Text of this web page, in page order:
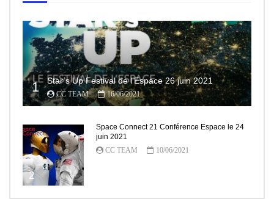
1 Star’s Up Festival de l’Espace 26 juin 2021
CC TEAM 16/06/2021
2
Space Connect 21 Conférence Espace le 24
juin 2021
CC TEAM
10/06/2021